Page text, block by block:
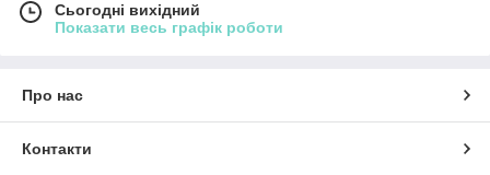
Сьогодні вихідний
Показати весь графік роботи
Про нас
Контакти